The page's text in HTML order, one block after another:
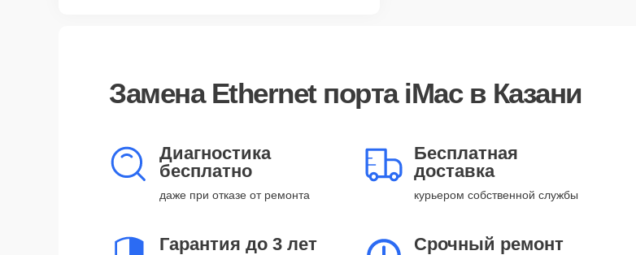
Замена Ethernet порта iMac в Казани
Диагностика
бесплатно
даже при отказе от ремонта
Бесплатная
доставка
курьером собственной службы
Гарантия до 3 лет Срочный ремонт